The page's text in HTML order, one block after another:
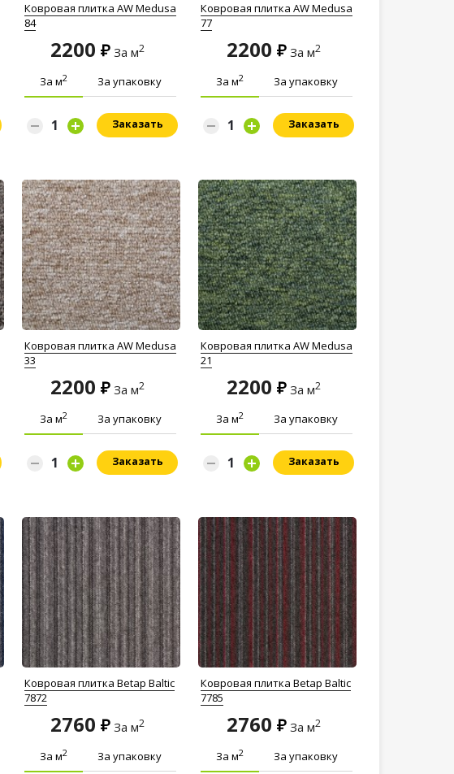
Ковровая плитка AW Medusa
84
2200 За м2
За м2 За упаковку
Заказать
Ковровая плитка AW Medusa
77
2200 За м2
За м2 За упаковку
Заказать
Ковровая плитка AW Medusa
33
2200 За м2
За м2 За упаковку
Заказать
Ковровая плитка AW Medusa
21
2200 За м2
За м2 За упаковку
Заказать
Ковровая плитка Betap Baltic
7872
2760 За м2
За м2 За упаковку
Ковровая плитка Betap Baltic
7785
2760 За м2
За м2 За упаковку